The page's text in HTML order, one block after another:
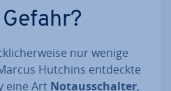
nur wenige
Hutchins entdeckte
eine Art Not­aus­schal­ter,